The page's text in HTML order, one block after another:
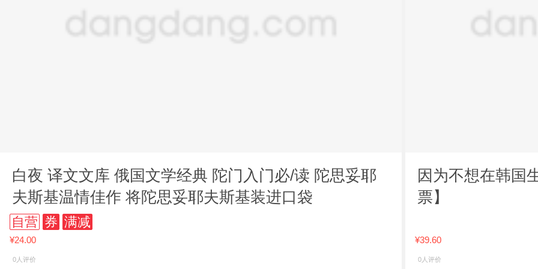
白夜 译文文库 俄国文学经典 陀门入门必/读 陀思妥耶
夫斯基温情佳作 将陀思妥耶夫斯基装进口袋
自营 券 满减
¥24.00
0人评价
因为不想在韩国
票】
¥39.60
0人评价